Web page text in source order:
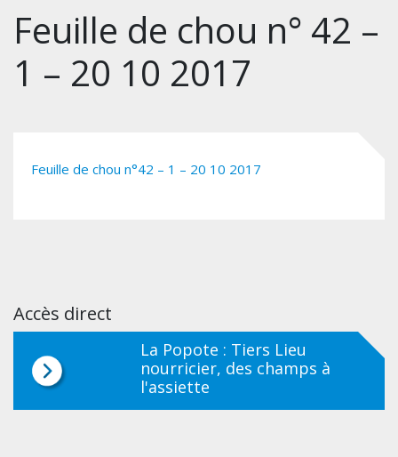
Feuille de chou n° 42 –
1 – 20 10 2017
Feuille de chou n°42 – 1 – 20 10 2017
Accès direct
La Popote : Tiers Lieu
nourricier, des champs à
l'assiette